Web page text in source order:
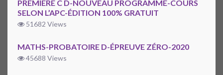
PREMIÈRE C D-NOUVEAU PROGRAMME-COURS
SELON L’APC-ÉDITION 100% GRATUIT
51682 Views
MATHS-PROBATOIRE D-ÉPREUVE ZÉRO-2020
45688 Views